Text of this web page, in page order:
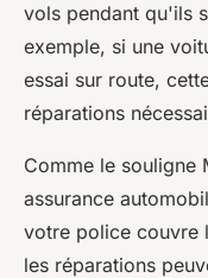
vols pendant qu'ils
exemple, si une
essai sur route,
réparations
Comme le souligne
assurance
votre police couvre
les réparations